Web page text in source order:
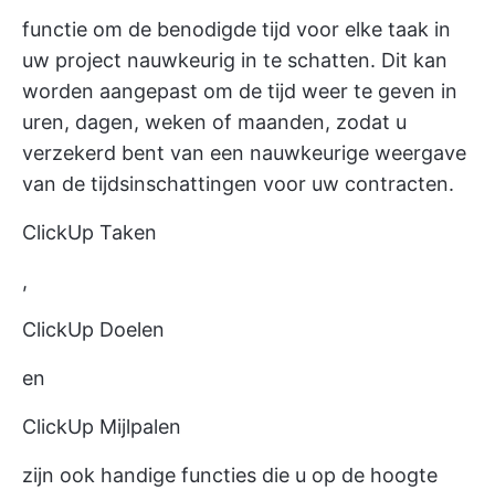
functie om de benodigde tijd voor elke taak in
uw project nauwkeurig in te schatten. Dit kan
worden aangepast om de tijd weer te geven in
uren, dagen, weken of maanden, zodat u
verzekerd bent van een nauwkeurige weergave
van de tijdsinschattingen voor uw contracten.
ClickUp Taken
,
ClickUp Doelen
en
ClickUp Mijlpalen
zijn ook handige functies die u op de hoogte